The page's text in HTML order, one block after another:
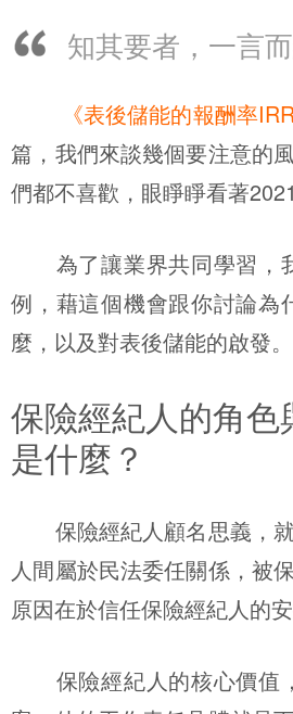
知其要者，一言
《表後儲能的報酬率
篇，我們來談幾個要注意的
們都不喜歡，眼睜睜看著
為了讓業界共同學習，
例，藉這個機會跟你討論為
麼，以及對表後儲能的啟發。
保險經紀人的角
是什麼？
保險經紀人顧名思義，就
人間屬於民法委任關係，被
原因在於信任保險經紀人的
保險經紀人的核心價值